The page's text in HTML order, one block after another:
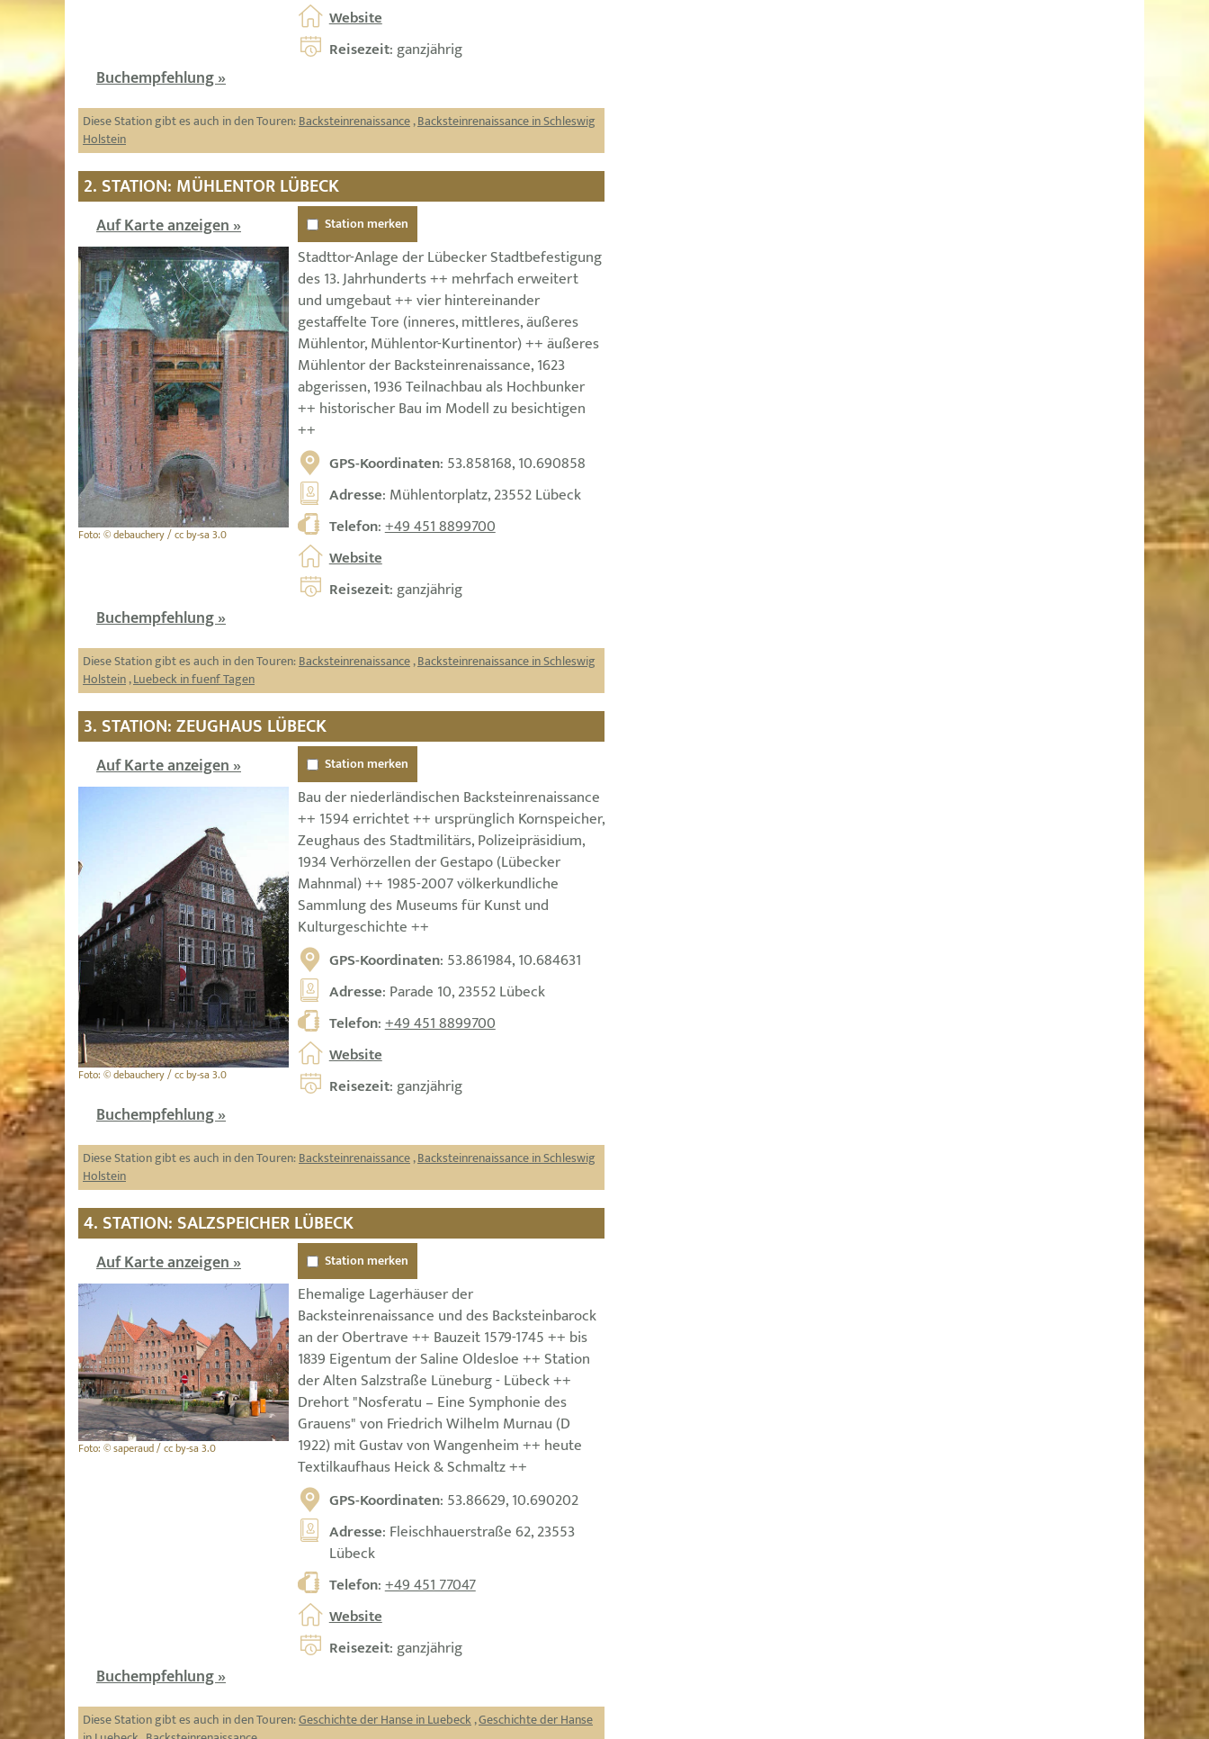
Website
Reisezeit: ganzjährig
Buchempfehlung »
Diese Station gibt es auch in den Touren:Backsteinrenaissance,Backsteinrenaissance in Schleswig
Holstein
2. STATION: MÜHLENTOR LÜBECK
Auf Karte anzeigen »
Foto: © debauchery / cc by-sa 3.0
Station merken
Stadttor-Anlage der Lübecker Stadtbefestigung
des 13. Jahrhunderts ++ mehrfach erweitert
und umgebaut ++ vier hintereinander
gestaffelte Tore (inneres, mittleres, äußeres
Mühlentor, Mühlentor-Kurtinentor) ++ äußeres
Mühlentor der Backsteinrenaissance, 1623
abgerissen, 1936 Teilnachbau als Hochbunker
++ historischer Bau im Modell zu besichtigen
++
GPS-Koordinaten: 53.858168, 10.690858
Adresse: Mühlentorplatz, 23552 Lübeck
Telefon:+49 451 8899700
Website
Reisezeit: ganzjährig
Buchempfehlung »
Diese Station gibt es auch in den Touren:Backsteinrenaissance,Backsteinrenaissance in Schleswig
Holstein,Luebeck in fuenf Tagen
3. STATION: ZEUGHAUS LÜBECK
Auf Karte anzeigen »
Foto: © debauchery / cc by-sa 3.0
Station merken
Bau der niederländischen Backsteinrenaissance
++ 1594 errichtet ++ ursprünglich Kornspeicher,
Zeughaus des Stadtmilitärs, Polizeipräsidium,
1934 Verhörzellen der Gestapo (Lübecker
Mahnmal) ++ 1985-2007 völkerkundliche
Sammlung des Museums für Kunst und
Kulturgeschichte ++
GPS-Koordinaten: 53.861984, 10.684631
Adresse: Parade 10, 23552 Lübeck
Telefon:+49 451 8899700
Website
Reisezeit: ganzjährig
Buchempfehlung »
Diese Station gibt es auch in den Touren:Backsteinrenaissance,Backsteinrenaissance in Schleswig
Holstein
4. STATION: SALZSPEICHER LÜBECK
Auf Karte anzeigen »
Foto: © saperaud / cc by-sa 3.0
Station merken
Ehemalige Lagerhäuser der
Backsteinrenaissance und des Backsteinbarock
an der Obertrave ++ Bauzeit 1579-1745 ++ bis
1839 Eigentum der Saline Oldesloe ++ Station
der Alten Salzstraße Lüneburg - Lübeck ++
Drehort "Nosferatu – Eine Symphonie des
Grauens" von Friedrich Wilhelm Murnau (D
1922) mit Gustav von Wangenheim ++ heute
Textilkaufhaus Heick & Schmaltz ++
GPS-Koordinaten: 53.86629, 10.690202
Adresse: Fleischhauerstraße 62, 23553
Lübeck
Telefon:+49 451 77047
Website
Reisezeit: ganzjährig
Buchempfehlung »
Diese Station gibt es auch in den Touren:Geschichte der Hanse in Luebeck,Geschichte der Hanse